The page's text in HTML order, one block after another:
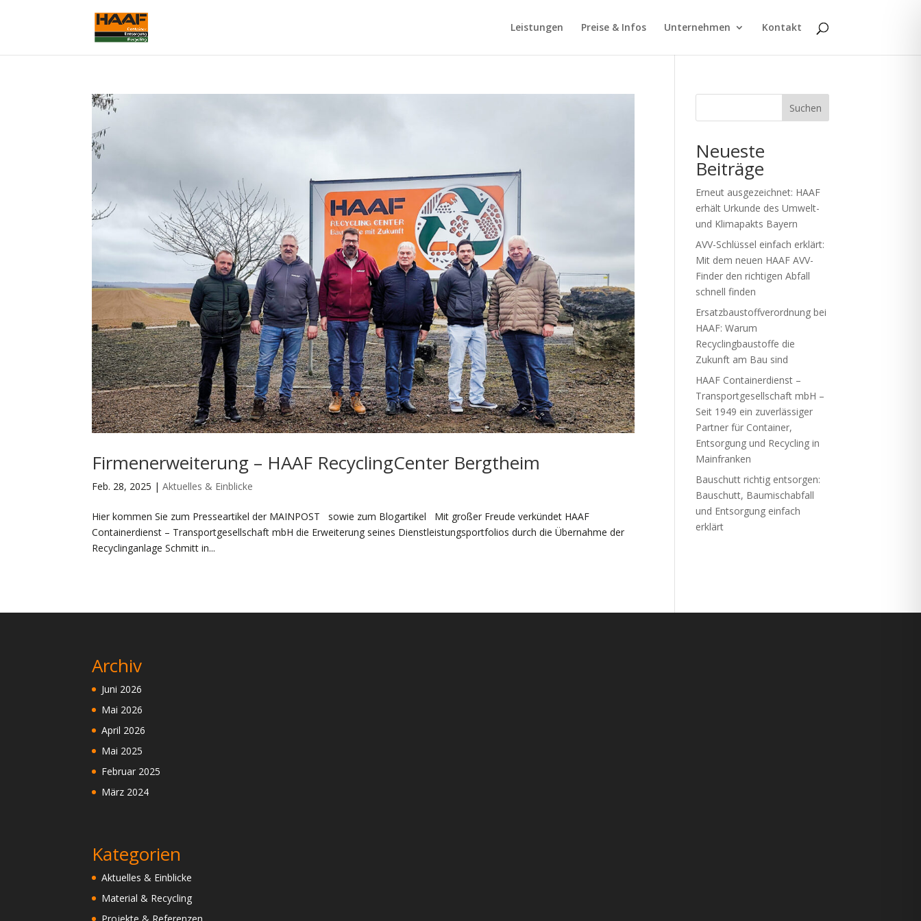
Leistungen Preise & Infos Unternehmen Kontakt
Firmenerweiterung – HAAF RecyclingCenter Bergtheim
Feb. 28, 2025 |Aktuelles & Einblicke
Hier kommen Sie zum Presseartikel der MAINPOST sowie zum Blogartikel Mit großer Freude verkündet HAAF
Containerdienst – Transportgesellschaft mbH die Erweiterung seines Dienstleistungsportfolios durch die Übernahme der
Recyclinganlage Schmitt in...
Suchen
Neueste
Beiträge
Erneut ausgezeichnet: HAAF
erhält Urkunde des Umwelt-
und Klimapakts Bayern
AVV-Schlüssel einfach erklärt:
Mit dem neuen HAAF AVV-
Finder den richtigen Abfall
schnell finden
Ersatzbaustoffverordnung bei
HAAF: Warum
Recyclingbaustoffe die
Zukunft am Bau sind
HAAF Containerdienst –
Transportgesellschaft mbH –
Seit 1949 ein zuverlässiger
Partner für Container,
Entsorgung und Recycling in
Mainfranken
Bauschutt richtig entsorgen:
Bauschutt, Baumischabfall
und Entsorgung einfach
erklärt
Archiv
Juni 2026
Mai 2026
April 2026
Mai 2025
Februar 2025
März 2024
Kategorien
Aktuelles & Einblicke
Material & Recycling